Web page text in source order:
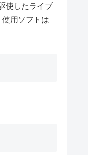
使したライブ
用ソフトは